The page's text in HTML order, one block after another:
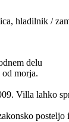
hladilnik /
delu
morja.
Villa lahko
posteljo